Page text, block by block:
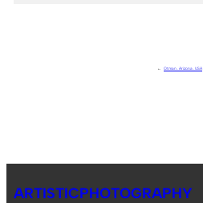
← Otman . Arizona . USA
ARTISTICPHOTOGRAPHY